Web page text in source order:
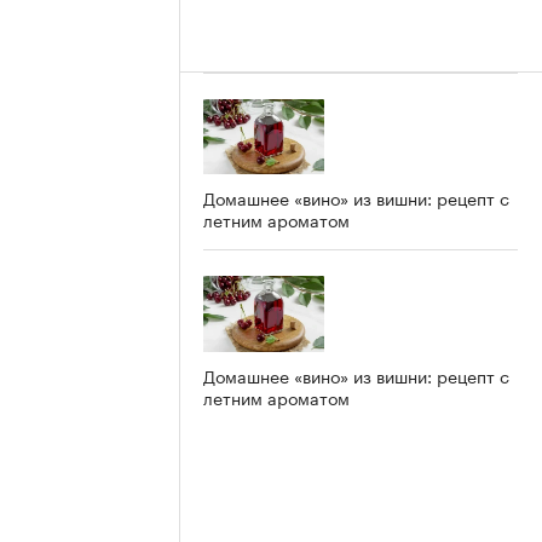
Домашнее «вино» из вишни: рецепт с
летним ароматом
Домашнее «вино» из вишни: рецепт с
летним ароматом